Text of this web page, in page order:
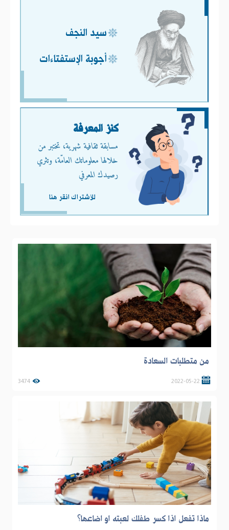
سيد النجف
أجوبة الإستفتاءات
كنز المعرفة
مسابقة ثقافية شهرية، تختبر من
خلالها معلوماتك العامّة، وتثري
رصيدك المعرفي
للأشتراك انقر هنا
من متطلبات السعادة
2022-05-22
3474
ماذا تفعل اذا كسر طفلك لعبته او اضاعها؟